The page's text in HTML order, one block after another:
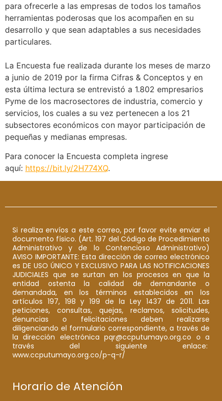
para ofrecerle a las empresas de todos los tamaños
herramientas poderosas que los acompañen en su
desarrollo y que sean adaptables a sus necesidades
particulares.
La Encuesta fue realizada durante los meses de marzo
a junio de 2019 por la firma Cifras & Conceptos y en
esta última lectura se entrevistó a 1.802 empresarios
Pyme de los macrosectores de industria, comercio y
servicios, los cuales a su vez pertenecen a los 21
subsectores económicos con mayor participación de
pequeñas y medianas empresas.
Para conocer la Encuesta completa ingrese
aquí: https://bit.ly/2H774XQ.
Si realiza envíos a este correo, por favor evite enviar el
documento físico. (Art. 197 del Código de Procedimiento
Administrativo y de lo Contencioso Administrativo)
AVISO IMPORTANTE: Esta dirección de correo electrónico
es DE USO ÚNICO Y EXCLUSIVO PARA LAS NOTIFICACIONES
JUDICIALES que se surtan en los procesos en que la
entidad ostenta la calidad de demandante o
demandada, en los términos establecidos en los
artículos 197, 198 y 199 de la Ley 1437 de 2011. Las
peticiones, consultas, quejas, reclamos, solicitudes,
denuncias o felicitaciones deben realizarse
diligenciando el formulario correspondiente, a través de
la dirección electrónica pqr@ccputumayo.org.co o a
través del siguiente enlace:
www.ccputumayo.org.co/p-q-r/
Horario de Atención